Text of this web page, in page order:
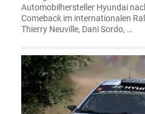
Automobilhersteller Hyundai
Comeback im internationalen
Thierry Neuville, Dani Sordo, …